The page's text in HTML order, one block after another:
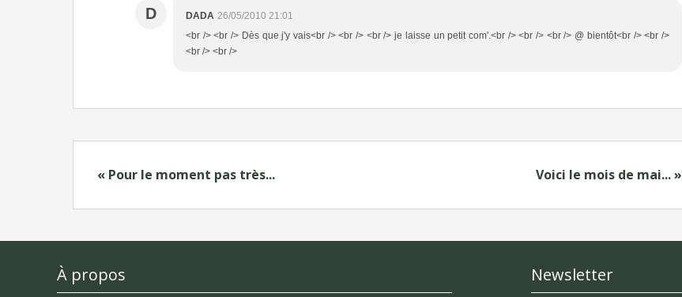
D DADA 26/05/2010 21:01
<br /> <br /> Dès que j'y vais<br /> <br /> <br /> je laisse un petit com'.<br /> <br /> <br /> @ bientôt<br /> <br />
<br /> <br />
« Pour le moment pas très... Voici le mois de mai... »
À propos Newsletter